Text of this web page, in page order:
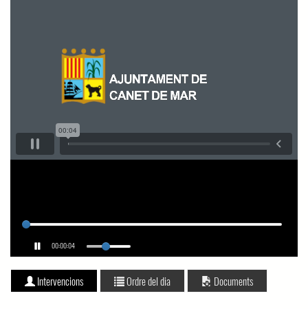
00:00:04
Intervencions Ordre del dia Documents